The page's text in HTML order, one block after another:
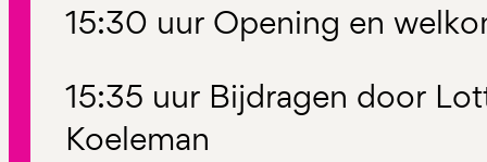
15:30 uur Opening en
15:35 uur Bijdragen door
Koeleman